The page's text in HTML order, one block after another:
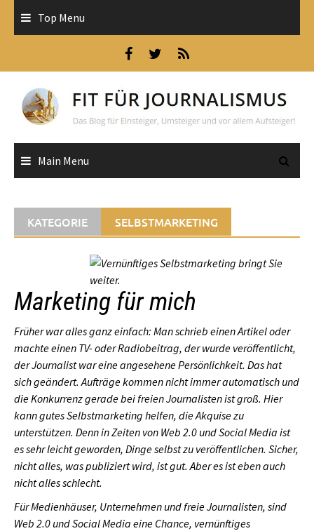
Top Menu
Main Menu
KATEGORIE SELBSTMARKETING
Marketing für mich
Früher war alles ganz einfach: Man schrieb einen Artikel oder
machte einen TV- oder Radiobeitrag, der wurde veröffentlicht,
der Journalist war eine angesehene Persönlichkeit. Das hat
sich geändert. Aufträge kommen nicht immer automatisch und
die Konkurrenz gerade bei freien Journalisten ist groß. Hier
kann gutes Selbstmarketing helfen, die Akquise zu
unterstützen. Denn in Zeiten von Web 2.0 und Social Media ist
es sehr leicht geworden, Dinge selbst zu veröffentlichen. Sicher,
nicht alles, was publiziert wird, ist gut. Aber es ist eben auch
nicht alles schlecht.
Für Medienhäuser, Unternehmen und freie Journalisten, sind
Web 2.0 und Social Media eine Chance, vernünftiges